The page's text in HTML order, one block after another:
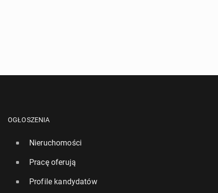
OGŁOSZENIA
Nieruchomości
Pracę oferują
Profile kandydatów